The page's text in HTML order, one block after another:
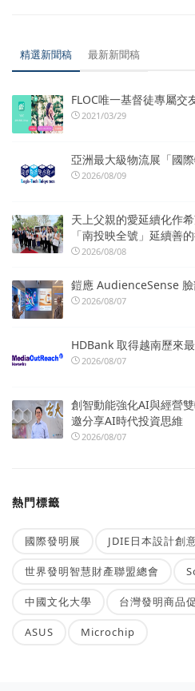
精選新聞稿 最新新聞稿
FLOC唯一基督徒專屬交
2021/03/29
亞洲最大級物流展「國
2026/08/09
天上父親的愛延續化作
「南投映全號」延續善
2026/08/08
鎧應 AudienceSense
2026/08/07
HDBank 取得越南歷來
2026/08/07
創智動能強化AI與經營
邀分享AI時代投資思維
2026/08/07
熱門標籤
國際發明展 JDIE日本設計創
世界發明智慧財產聯盟總會
中國文化大學 台灣發明商品
ASUS Microchip